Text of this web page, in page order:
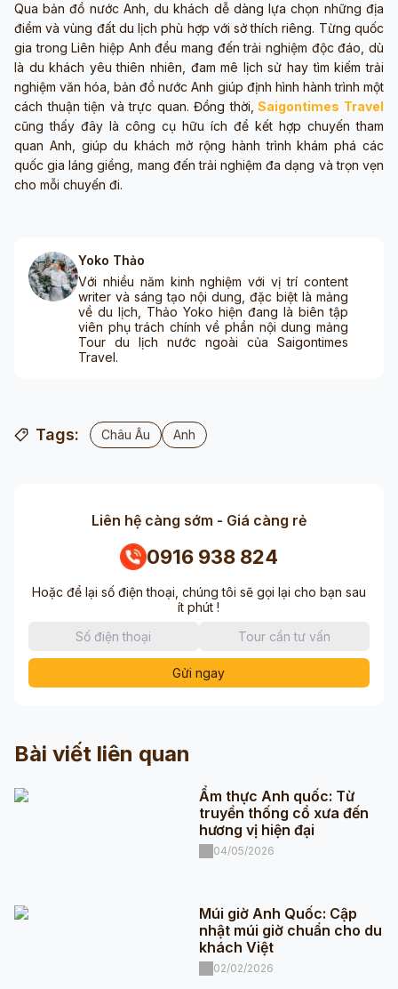
Qua bản đồ nước Anh, du khách dễ dàng lựa chọn những địa
điểm và vùng đất du lịch phù hợp với sở thích riêng. Từng quốc
gia trong Liên hiệp Anh đều mang đến trải nghiệm độc đáo, dù
là du khách yêu thiên nhiên, đam mê lịch sử hay tìm kiếm trải
nghiệm văn hóa, bản đồ nước Anh giúp định hình hành trình một
cách thuận tiện và trực quan. Đồng thời, Saigontimes Travel
cũng thấy đây là công cụ hữu ích để kết hợp chuyến tham
quan Anh, giúp du khách mở rộng hành trình khám phá các
quốc gia láng giềng, mang đến trải nghiệm đa dạng và trọn vẹn
cho mỗi chuyến đi.
Yoko Thảo
Với nhiều năm kinh nghiệm với vị trí content
writer và sáng tạo nội dung, đặc biệt là mảng
về du lịch, Thảo Yoko hiện đang là biên tập
viên phụ trách chính về phần nội dung mảng
Tour du lịch nước ngoài của Saigontimes
Travel.
Tags: Châu Âu Anh
Liên hệ càng sớm - Giá càng rẻ
0916 938 824
Hoặc để lại số điện thoại, chúng tôi sẽ gọi lại cho bạn sau
ít phút !
Gửi ngay
Bài viết liên quan
Ẩm thực Anh quốc: Từ
truyền thống cổ xưa đến
hương vị hiện đại
04/05/2026
Múi giờ Anh Quốc: Cập
nhật múi giờ chuẩn cho du
khách Việt
02/02/2026